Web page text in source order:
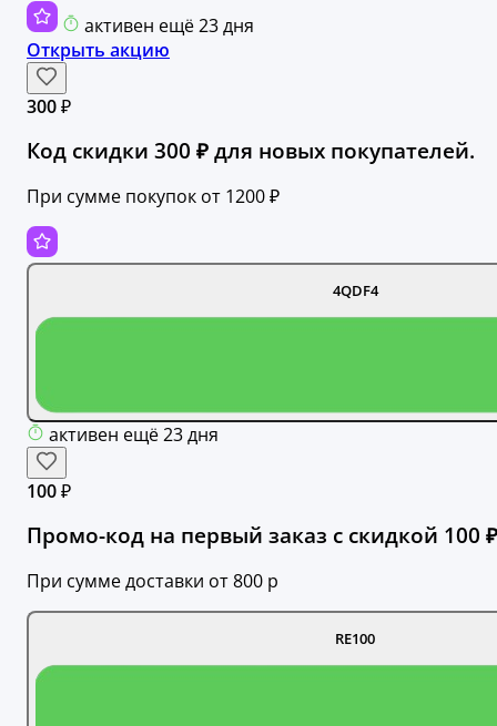
активен ещё 23 дня
Открыть акцию
300 ₽
Код скидки 300 ₽ для новых покупателей.
При сумме покупок от 1200 ₽
4QDF4
активен ещё 23 дня
100 ₽
Промо-код на первый заказ с скидкой 100
При сумме доставки от 800 р
RE100